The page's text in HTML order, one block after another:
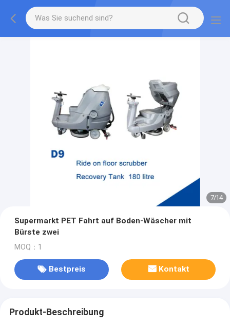
7/14
Supermarkt PET Fahrt auf Boden-Wäscher mit
Bürste zwei
MOQ：1
Bestpreis Kontakt
Produkt-Beschreibung